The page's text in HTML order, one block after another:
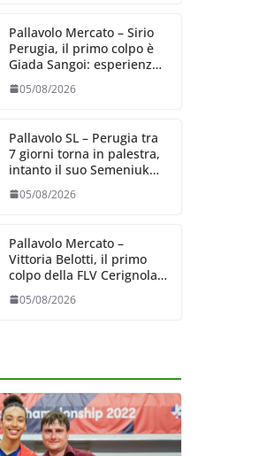
Pallavolo Mercato – Sirio
Perugia, il primo colpo è
Giada Sangoi: esperienza
e talento in attacco
05/08/2026
Pallavolo SL – Perugia tra
7 giorni torna in palestra,
intanto il suo Semeniuk
festeggia il bis in VNL
05/08/2026
Pallavolo Mercato –
Vittoria Belotti, il primo
colpo della FLV Cerignola:
esperienza e qualità al
centro
05/08/2026